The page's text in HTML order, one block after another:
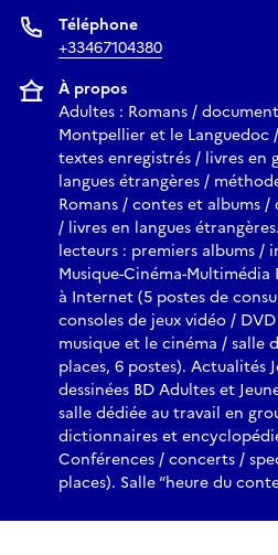
Téléphone
+33467104380
À propos
Adultes : Romans /
Montpellier et le Languedoc
textes enregistrés / livres en
langues étrangères /
Romans / contes et albums
/ livres en langues
lecteurs : premiers albums /
Musique-Cinéma-Multimédia
à Internet (5 postes de
consoles de jeux vidéo /
musique et le cinéma / salle
places, 6 postes). Actualités
dessinées BD Adultes et
salle dédiée au travail en
dictionnaires et
Conférences / concerts /
places). Salle “heure du